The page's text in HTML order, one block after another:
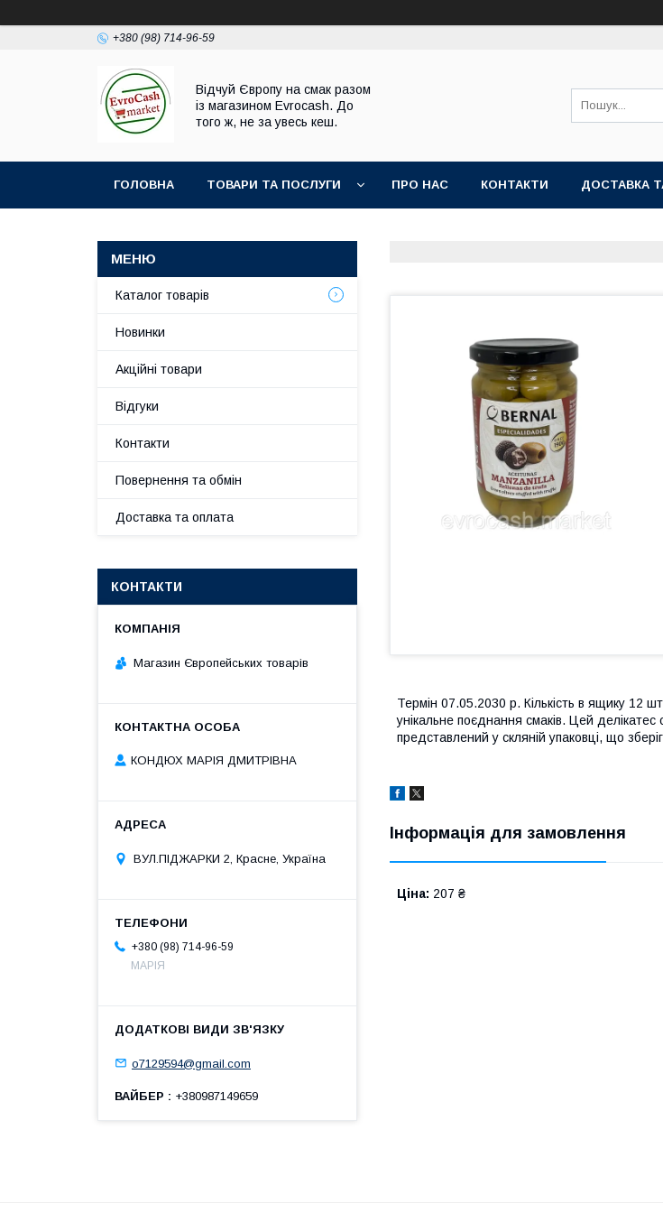
+380 (98) 714-96-59
Відчуй Європу на смак разом
із магазином Evrocash. До
того ж, не за увесь кеш.
ГОЛОВНА ТОВАРИ ТА ПОСЛУГИ ПРО НАС КОНТАКТИ ДОСТАВКА
Термін 07.05.2030 р. Кількість в ящику
унікальне поєднання смаків. Цей
представлений у скляній упаковці, що
Інформація для замовлення
Ціна: 207 ₴
Каталог товарів
Новинки
Акційні товари
Відгуки
Контакти
Повернення та обмін
Доставка та оплата
КОНТАКТИ
Магазин Європейських товарів
КОНДЮХ МАРІЯ ДМИТРІВНА
ВУЛ.ПІДЖАРКИ 2, Красне, Україна
+380 (98) 714-96-59
МАРІЯ
o7129594@gmail.com
ВАЙБЕР +380987149659